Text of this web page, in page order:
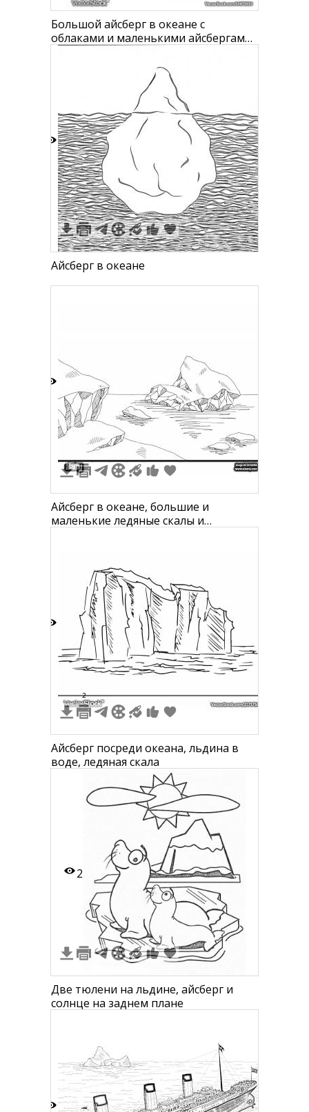
Большой айсберг в океане с
облаками и маленькими айсбергами
Айсберг в океане
Айсберг в океане, большие и
маленькие ледяные скалы и
2
Айсберг посреди океана, льдина в
воде, ледяная скала
2
Две тюлени на льдине, айсберг и
солнце на заднем плане